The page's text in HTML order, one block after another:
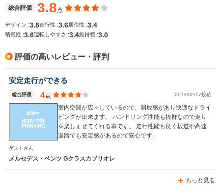
(全長x全幅x全高)
WLTCモード
燃費
全幅
4.66m
ホイールベース
-
ホイー
総合評価 3.8点
デザイン :3.8走行性 :3.6居住性 :3.4
積載性 :3.6運転しやすさ :3.4維持費 :3.0
評価の高いレビュー・評判
安定走行ができる
総合評価 4点 2013/02/17投稿
室内空間が広々しているので、開放感があり快適なドライ
ビングが出来ます。 ハンドリング性能も抜群なので走り
を楽しませてくれる車です。 走行性能も良く坂道や高速
道路でも安定感があるので安心です。
ゲストさん
メルセデス・ベンツ Gクラスカブリオレ
もっと見る